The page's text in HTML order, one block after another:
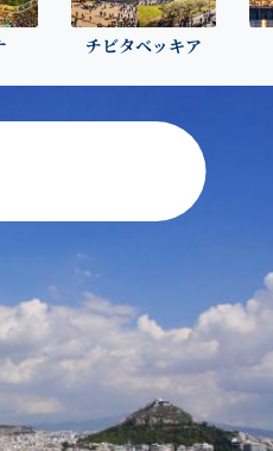
チビタベッキア